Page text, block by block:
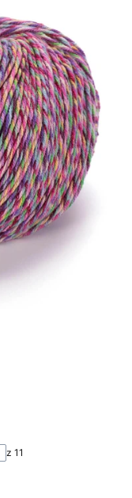
z produktami
z 11